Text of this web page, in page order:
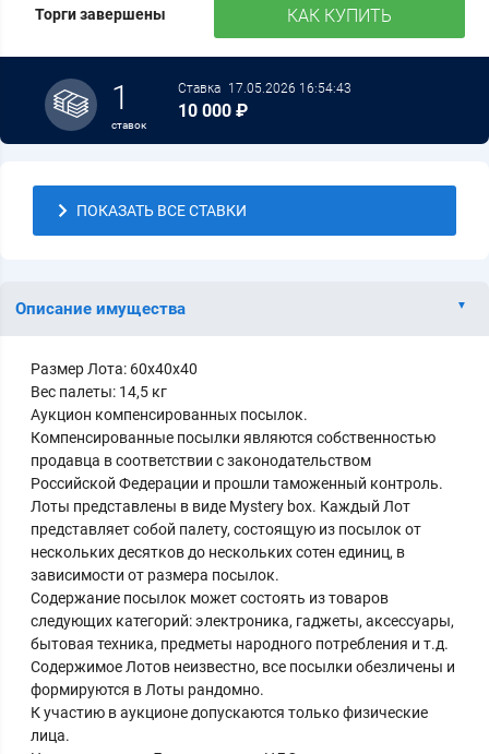
Торги завершены КАК КУПИТЬ
1
ставок
Ставка 17.05.2026 16:54:43
10 000 ₽
ПОКАЗАТЬ ВСЕ СТАВКИ
Описание имущества
Размер Лота: 60x40x40
Вес палеты: 14,5 кг
Аукцион компенсированных посылок.
Компенсированные посылки являются собственностью
продавца в соответствии с законодательством
Российской Федерации и прошли таможенный контроль.
Лоты представлены в виде Mystery box. Каждый Лот
представляет собой палету, состоящую из посылок от
нескольких десятков до нескольких сотен единиц, в
зависимости от размера посылок.
Содержание посылок может состоять из товаров
следующих категорий: электроника, гаджеты, аксессуары,
бытовая техника, предметы народного потребления и т.д.
Содержимое Лотов неизвестно, все посылки обезличены и
формируются в Лоты рандомно.
К участию в аукционе допускаются только физические
лица.